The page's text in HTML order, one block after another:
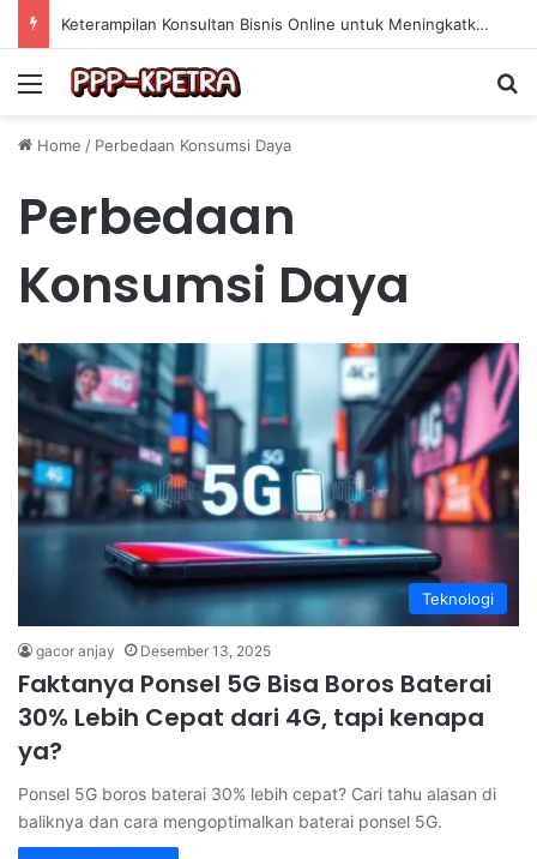
Keterampilan Konsultan Bisnis Online untuk Meningkatkan Pendapatan Berdasarkan Pengalaman Praktis
Menu
Home / Perbedaan Konsumsi Daya
Perbedaan
Konsumsi Daya
Teknologi
gacor anjay Desember 13, 2025
Faktanya Ponsel 5G Bisa Boros Baterai
30% Lebih Cepat dari 4G, tapi kenapa
ya?
Ponsel 5G boros baterai 30% lebih cepat? Cari tahu alasan di
baliknya dan cara mengoptimalkan baterai ponsel 5G.